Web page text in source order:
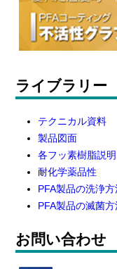
ライブラリー
テクニカル資料
製品図面
各フッ素樹脂説明
耐化学薬品性
PFA製品の洗浄方
PFA製品の滅菌方
お問い合わせ